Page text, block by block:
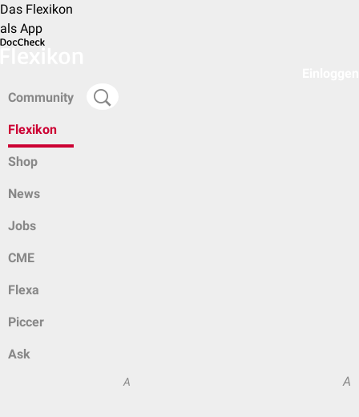
Das Flexikon
als App
Community
Flexikon
Shop
News
Jobs
CME
Flexa
Piccer
Ask
A A